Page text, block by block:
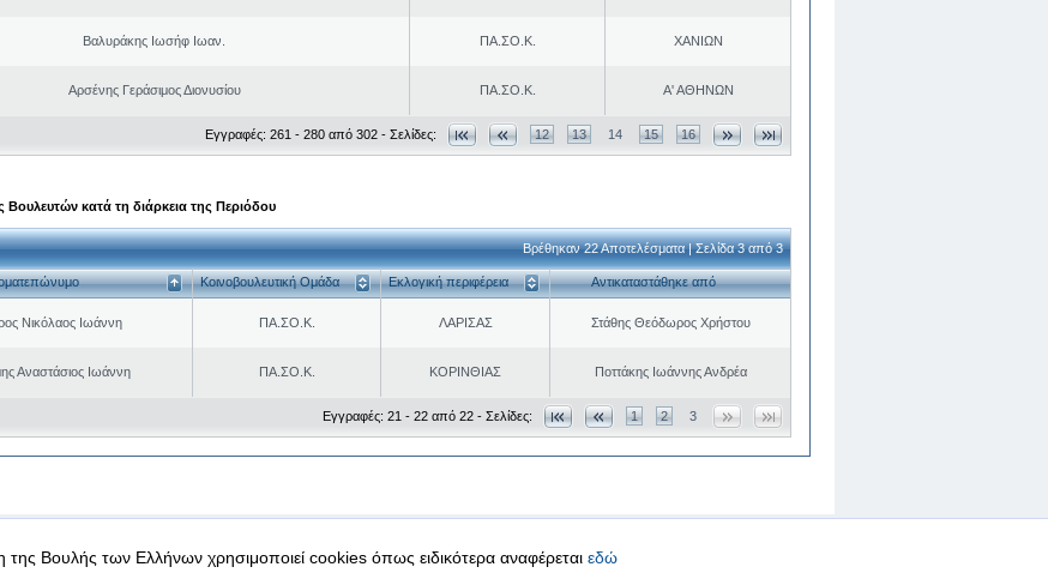
Βαλυράκης Ιωσήφ Ιωαν. ΠΑ.ΣΟ.Κ. ΧΑΝΙΩΝ
Αρσένης Γεράσιμος Διονυσίου ΠΑ.ΣΟ.Κ. Α' ΑΘΗΝΩΝ
Εγγραφές: 261 - 280 από 302 - Σελίδες: 12 13 14 15 16
Βουλευτών κατά τη διάρκεια της Περιόδου
Βρέθηκαν 22 Αποτελέσματα | Σελίδα 3 από 3
Κοινοβουλευτική Ομάδα Εκλογική περιφέρεια Αντικαταστάθηκε από
Νικόλαος Ιωάννη ΠΑ.ΣΟ.Κ. ΛΑΡΙΣΑΣ Στάθης Θεόδωρος Χρήστου
Αναστάσιος Ιωάννη ΠΑ.ΣΟ.Κ. ΚΟΡΙΝΘΙΑΣ Ποττάκης Ιωάννης Ανδρέα
Εγγραφές: 21 - 22 από 22 - Σελίδες: 1 2 3
Ασφάλεια & Πρόσβαση
της Βουλής των Ελλήνων χρησιμοποιεί cookies όπως ειδικότερα αναφέρεται εδώ